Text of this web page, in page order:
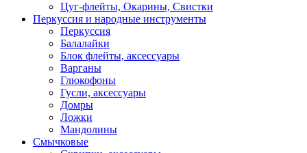
Цуг-флейты, Окарины, Свистки
Перкуссия и народные инструменты
Перкуссия
Балалайки
Блок флейты, аксессуары
Варганы
Глюкофоны
Гусли, аксессуары
Домры
Ложки
Мандолины
Смычковые